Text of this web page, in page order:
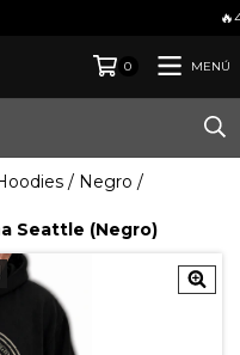
🔥4x3 EN
0 MENÚ
/ Negro /
Seattle (Negro)